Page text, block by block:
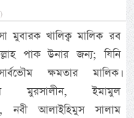
মুবারক খালিক্ব মালিক রব
পাক উনার জন্য; যিনি
ক্ষমতার মালিক।
মুরসালীন, ইমামুল
নবী আলাইহিমুস সালাম